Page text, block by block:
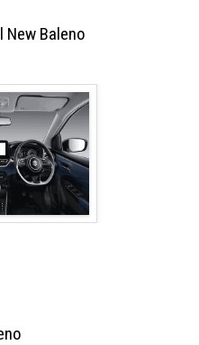
New Baleno